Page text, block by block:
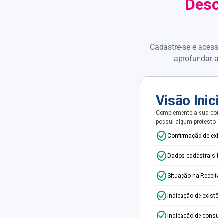
Cadastre-se e
aprofundar
Visão
Complemente a sua
possui algum protesto
Confirmação de
Dados cadastrais
Situação na
Indicação de
Indicação de